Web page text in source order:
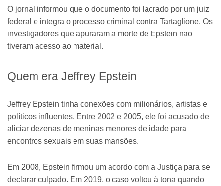
O jornal informou que o documento foi lacrado por um juiz
federal e integra o processo criminal contra Tartaglione. Os
investigadores que apuraram a morte de Epstein não
tiveram acesso ao material.
Quem era Jeffrey Epstein
Jeffrey Epstein tinha conexões com milionários, artistas e
políticos influentes. Entre 2002 e 2005, ele foi acusado de
aliciar dezenas de meninas menores de idade para
encontros sexuais em suas mansões.
Em 2008, Epstein firmou um acordo com a Justiça para se
declarar culpado. Em 2019, o caso voltou à tona quando